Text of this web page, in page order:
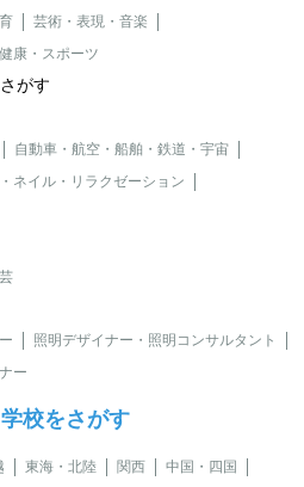
芸術・表現・音楽
康・スポーツ
がす
自動車・航空・船舶・鉄道・宇宙
ネイル・リラクゼーション
照明デザイナー・照明コンサルタント
ー
校をさがす
東海・北陸 関西
中国・四国